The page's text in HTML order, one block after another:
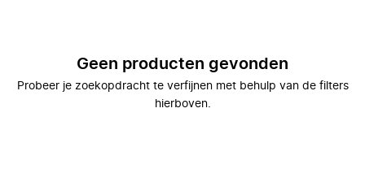
Geen producten gevonden
Probeer je zoekopdracht te verfijnen met behulp van de filters
hierboven.